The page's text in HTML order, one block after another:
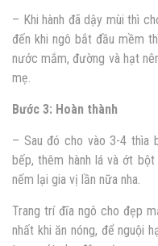
– Khi hành đã dậy mùi thì
đến khi ngô bắt đầu mềm
nước mắm, đường và hạt
mẹ.
Bước 3: Hoàn thành
– Sau đó cho vào 3-4 thìa
bếp, thêm hành lá và ớt
nếm lại gia vị lần nữa nha.
Trang trí đĩa ngô cho đẹp
nhất khi ăn nóng, để nguội